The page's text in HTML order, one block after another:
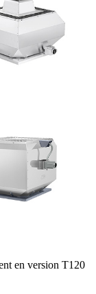
en version T120